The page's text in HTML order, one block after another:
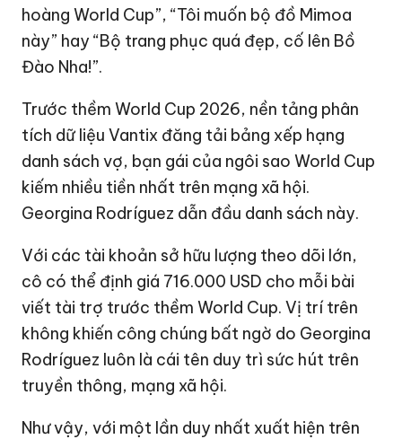
hoàng World Cup”, “Tôi muốn bộ đồ Mimoa
này” hay “Bộ trang phục quá đẹp, cố lên Bồ
Đào Nha!”.
Trước thềm World Cup 2026, nền tảng phân
tích dữ liệu Vantix đăng tải bảng xếp hạng
danh sách vợ, bạn gái của ngôi sao World Cup
kiếm nhiều tiền nhất trên mạng xã hội.
Georgina Rodríguez dẫn đầu danh sách này.
Với các tài khoản sở hữu lượng theo dõi lớn,
cô có thể định giá 716.000 USD cho mỗi bài
viết tài trợ trước thềm World Cup. Vị trí trên
không khiến công chúng bất ngờ do Georgina
Rodríguez luôn là cái tên duy trì sức hút trên
truyền thông, mạng xã hội.
Như vậy, với một lần duy nhất xuất hiện trên